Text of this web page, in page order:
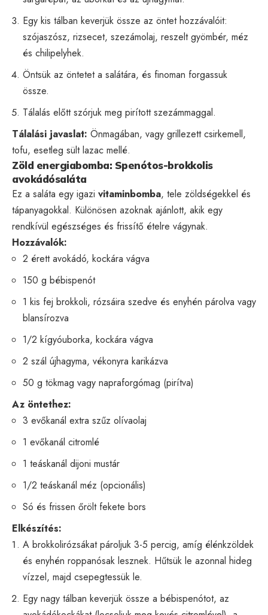
Egy kis tálban keverjük össze az öntet hozzávalóit:
szójaszósz, rizsecet, szezámolaj, reszelt gyömbér, méz
és chilipelyhek.
Öntsük az öntetet a salátára, és finoman forgassuk
össze.
Tálalás előtt szórjuk meg pirított szezámmaggal.
Tálalási javaslat: Önmagában, vagy grillezett csirkemell,
tofu, esetleg sült lazac mellé.
Zöld energiabomba: Spenótos-brokkolis
avokádósaláta
Ez a saláta egy igazi vitaminbomba, tele zöldségekkel és
tápanyagokkal. Különösen azoknak ajánlott, akik egy
rendkívül egészséges és frissítő ételre vágynak.
Hozzávalók:
2 érett avokádó, kockára vágva
150 g bébispenót
1 kis fej brokkoli, rózsáira szedve és enyhén párolva vagy
blansírozva
1/2 kígyóuborka, kockára vágva
2 szál újhagyma, vékonyra karikázva
50 g tökmag vagy napraforgómag (pirítva)
Az öntethez:
3 evőkanál extra szűz olívaolaj
1 evőkanál citromlé
1 teáskanál dijoni mustár
1/2 teáskanál méz (opcionális)
Só és frissen őrölt fekete bors
Elkészítés:
A brokkolirózsákat pároljuk 3-5 percig, amíg élénkzöldek
és enyhén roppanósak lesznek. Hűtsük le azonnal hideg
vízzel, majd csepegtessük le.
Egy nagy tálban keverjük össze a bébispenótot, az